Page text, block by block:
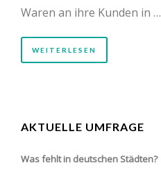
Waren an ihre Kunden in …
WEITERLESEN
AKTUELLE UMFRAGE
Was fehlt in deutschen Städten?